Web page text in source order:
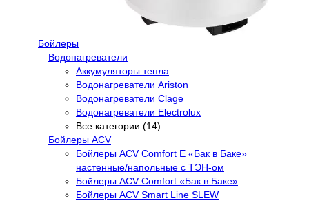
Бойлеры
Водонагреватели
Аккумуляторы тепла
Водонагреватели Ariston
Водонагреватели Clage
Водонагреватели Electrolux
Все категории (14)
Бойлеры ACV
Бойлеры ACV Comfort E «Бак в Баке»
настенные/напольные c ТЭН-ом
Бойлеры ACV Comfort «Бак в Баке»
Бойлеры ACV Smart Line SLEW